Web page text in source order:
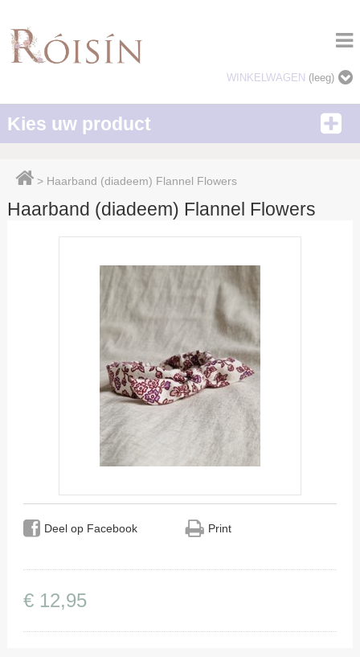
WINKELWAGEN (leeg)
Kies uw product
> Haarband (diadeem) Flannel Flowers
Haarband (diadeem) Flannel Flowers
Deel op Facebook Print
€ 12,95